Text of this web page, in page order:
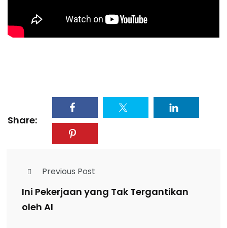
Share:
Previous Post
Ini Pekerjaan yang Tak Tergantikan
oleh AI